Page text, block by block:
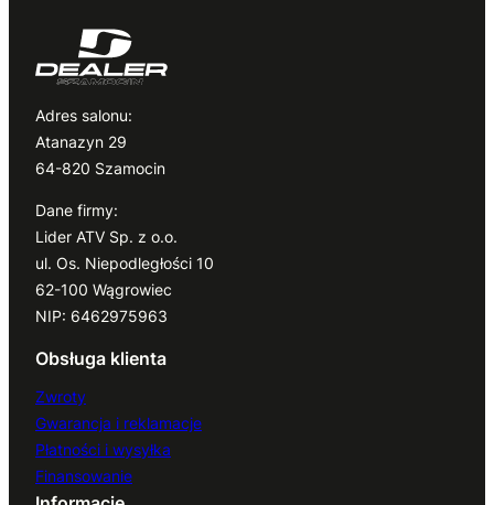
Adres salonu:
Atanazyn 29
64-820 Szamocin
Dane firmy:
Lider ATV Sp. z o.o.
ul. Os. Niepodległości 10
62-100 Wągrowiec
NIP: 6462975963
Obsługa klienta
Zwroty
Gwarancja i reklamacje
Płatności i wysyłka
Finansowanie